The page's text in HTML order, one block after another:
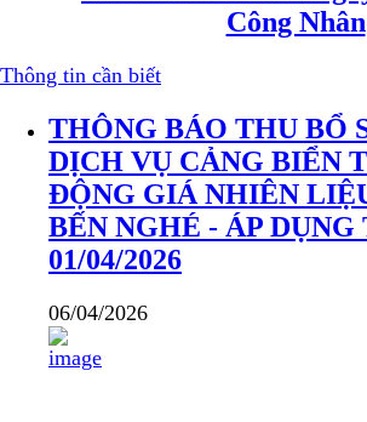
Công Nhân
Thông tin cần biết
THÔNG BÁO THU BỔ
DỊCH VỤ CẢNG BIỂN
ĐỘNG GIÁ NHIÊN
BẾN NGHÉ - ÁP DỤNG
01/04/2026
06/04/2026